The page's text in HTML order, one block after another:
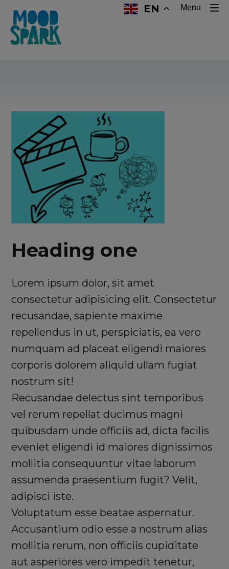
EN Menu
Heading one
Lorem ipsum dolor, sit amet
consectetur adipisicing elit. Consectetur
recusandae, sapiente maxime
repellendus in ut, perspiciatis, ea vero
numquam ad placeat eligendi maiores
corporis dolorem aliquid ullam fugiat
nostrum sit!
Recusandae delectus sint temporibus
vel rerum repellat ducimus magni
quibusdam unde officiis ad, dicta facilis
eveniet eligendi id maiores dignissimos
mollitia consequuntur vitae laborum
assumenda praesentium fugit? Velit,
adipisci iste.
Voluptatum esse beatae aspernatur.
Accusantium odio esse a nostrum alias
mollitia rerum, non officiis cupiditate
aut asperiores vero impedit tenetur,